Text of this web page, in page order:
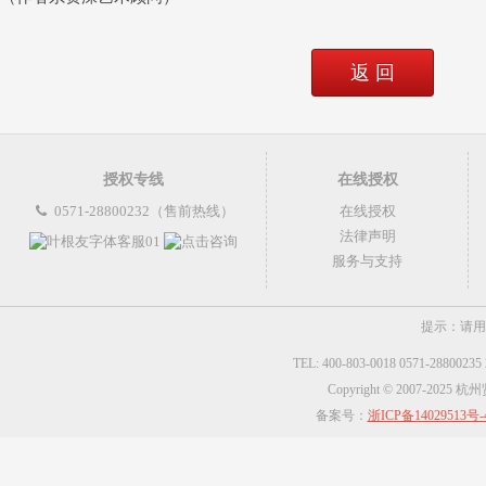
返 回
授权专线
0571-28800232（售前热线）
在线授权
在线授权
法律声明
服务与支持
提示：请
TEL: 400-803-0018 0571-
Copyright © 2007-2025 杭
备案号： 浙ICP备14029513号-